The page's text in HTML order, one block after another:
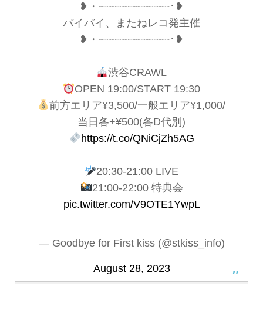
❥・┈┈┈┈┈┈┈┈┈┈┈･❥
バイバイ、またねレコ発主催
❥・┈┈┈┈┈┈┈┈┈┈┈･❥
渋谷CRAWL
OPEN 19:00/START 19:30
前方エリア¥3,500/一般エリア¥1,000/
当日各+¥500(各D代別)
https://t.co/QNiCjZh5AG
20:30-21:00 LIVE
21:00-22:00 特典会
pic.twitter.com/V9OTE1YwpL
— Goodbye for First kiss (@stkiss_info)
August 28, 2023